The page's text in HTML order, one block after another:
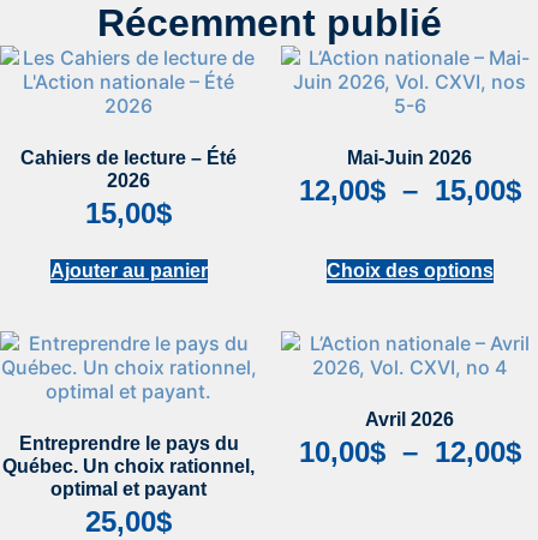
Récemment publié
Cahiers de lecture – Été
2026
15,00$
Ajouter au panier
Mai-Juin 2026
12,00$ – 15,00$
Choix des options
Entreprendre le pays du
Québec. Un choix rationnel,
optimal et payant
25,00$
Avril 2026
10,00$ – 12,00$